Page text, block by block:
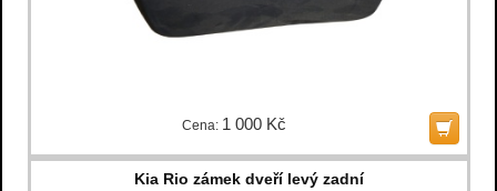
Cena: 1 000 Kč
Kia Rio zámek dveří levý zadní